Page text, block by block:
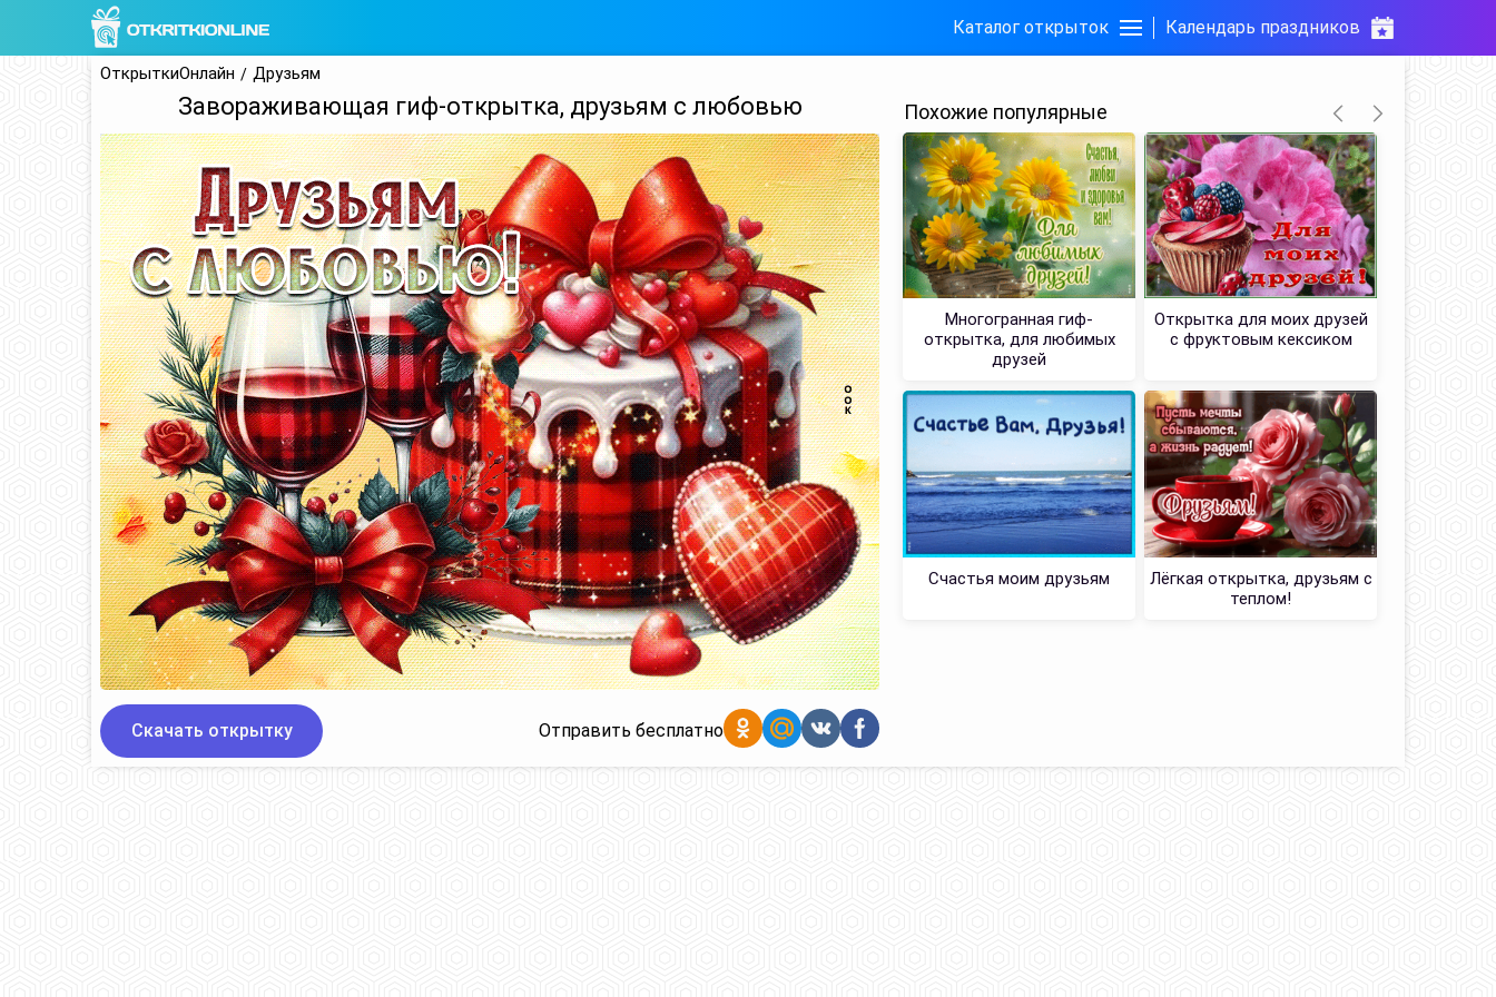
Каталог открыток Календарь праздников
ОткрыткиОнлайн Друзьям
Завораживающая гиф-открытка, друзьям с любовью
Скачать открытку Отправить бесплатно
Похожие популярные
Многогранная гиф-
открытка, для любимых
друзей
Открытка для моих друзей
с фруктовым кексиком
Счастья моим друзьям
Лёгкая открытка, друзьям с
теплом!